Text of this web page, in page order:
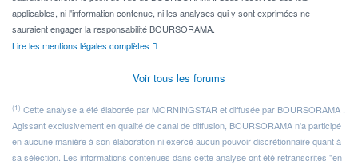
applicables, ni l'information contenue, ni les analyses qui y sont exprimées ne
sauraient engager la responsabilité BOURSORAMA.
Lire les mentions légales complètes
Voir tous les forums
(1) Cette analyse a été élaborée par MORNINGSTAR et diffusée par BOURSORAMA .
Agissant exclusivement en qualité de canal de diffusion, BOURSORAMA n'a participé
en aucune manière à son élaboration ni exercé aucun pouvoir discrétionnaire quant à
sa sélection. Les informations contenues dans cette analyse ont été retranscrites "en